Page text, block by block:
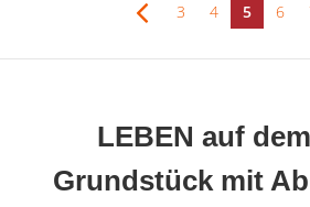
3 4 5 6
LEBEN auf
Grundstück mit